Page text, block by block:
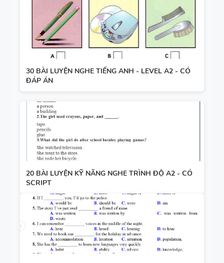
30 BÀI LUYỆN NGHE TIẾNG ANH - LEVEL A2 - CÓ
ĐÁP ÁN
20 BÀI LUYỆN KỸ NĂNG NGHE TRÌNH ĐỘ A2 - CÓ
SCRIPT